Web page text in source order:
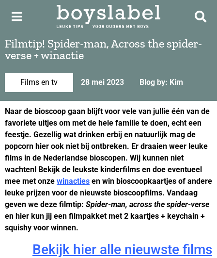
Filmtip! Spider-man, Across the spider-
verse + winactie
Films en tv 28 mei 2023 Blog by: Kim
Naar de bioscoop gaan blijft voor vele van jullie één van de
favoriete uitjes om met de hele familie te doen, echt een
feestje. Gezellig wat drinken erbij en natuurlijk mag de
popcorn hier ook niet bij ontbreken. Er draaien weer leuke
films in de Nederlandse bioscopen. Wij kunnen niet
wachten! Bekijk de leukste kinderfilms en doe eventueel
mee met onze winacties en win bioscoopkaartjes of andere
leuke prijzen voor de nieuwste bioscoopfilms. Vandaag
geven we deze filmtip: Spider-man, across the spider-verse
en hier kun jij een filmpakket met 2 kaartjes + keychain +
squishy voor winnen.
Bekijk hier alle nieuwste films